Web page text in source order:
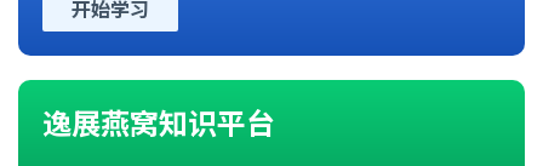
开始学习
逸展燕窝知识平台